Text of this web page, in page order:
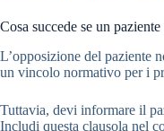
Cosa succede se un
L’opposizione del paziente
un vincolo normativo per i
Tuttavia, devi informare il
Includi questa clausola nel